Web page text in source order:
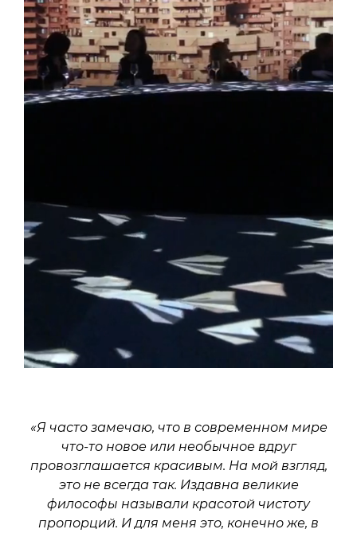
«Я часто замечаю, что в современном мире
что-то новое или необычное вдруг
провозглашается красивым. На мой взгляд,
это не всегда так. Издавна великие
философы называли красотой чистоту
пропорций. И для меня это, конечно же, в